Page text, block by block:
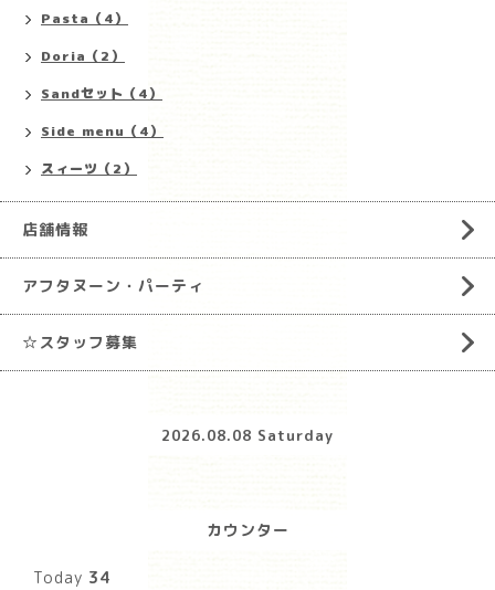
Pasta（4）
Doria（2）
Sandセット（4）
Side menu（4）
スィーツ（2）
店舗情報
アフタヌーン・パーティ
☆スタッフ募集
2026.08.08 Saturday
カウンター
Today 34